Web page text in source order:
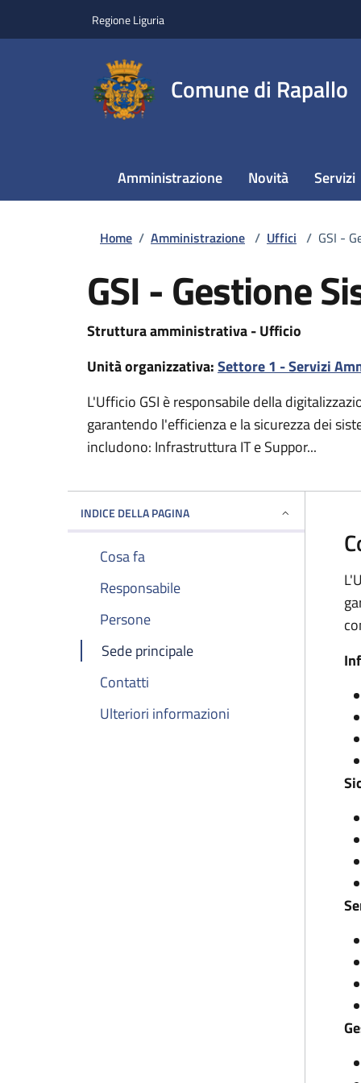
Regione Liguria
Comune di Rapallo
Amministrazione Novità Servizi
Home / Amministrazione / Uffici / GSI -
GSI - Gestione
Struttura amministrativa - Ufficio
Unità organizzativa:Settore 1 - Servizi
L'Ufficio GSI è responsabile della
garantendo l'efficienza e la sicurezza dei
includono: Infrastruttura IT e Suppor...
INDICE DELLA PAGINA
Cosa fa
Responsabile
Persone
Sede principale
Contatti
Ulteriori informazioni